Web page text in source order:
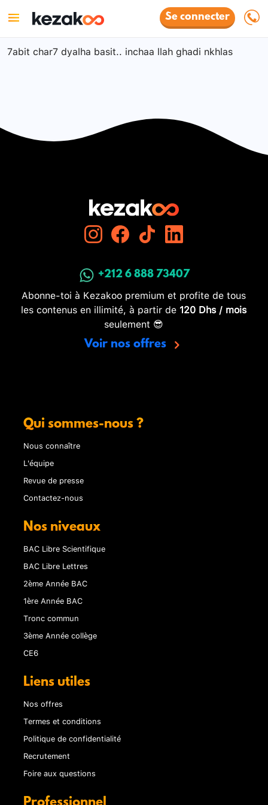
Se connecter
7abit char7 dyalha basit.. inchaa llah ghadi nkhlas
+212 6 888 73407
Abonne-toi à Kezakoo premium et profite de tous
les contenus en illimité, à partir de 120 Dhs / mois
seulement 😎
Voir nos offres
Qui sommes-nous ?
Nous connaître
L'équipe
Revue de presse
Contactez-nous
Nos niveaux
BAC Libre Scientifique
BAC Libre Lettres
2ème Année BAC
1ère Année BAC
Tronc commun
3ème Année collège
CE6
Liens utiles
Nos offres
Termes et conditions
Politique de confidentialité
Recrutement
Foire aux questions